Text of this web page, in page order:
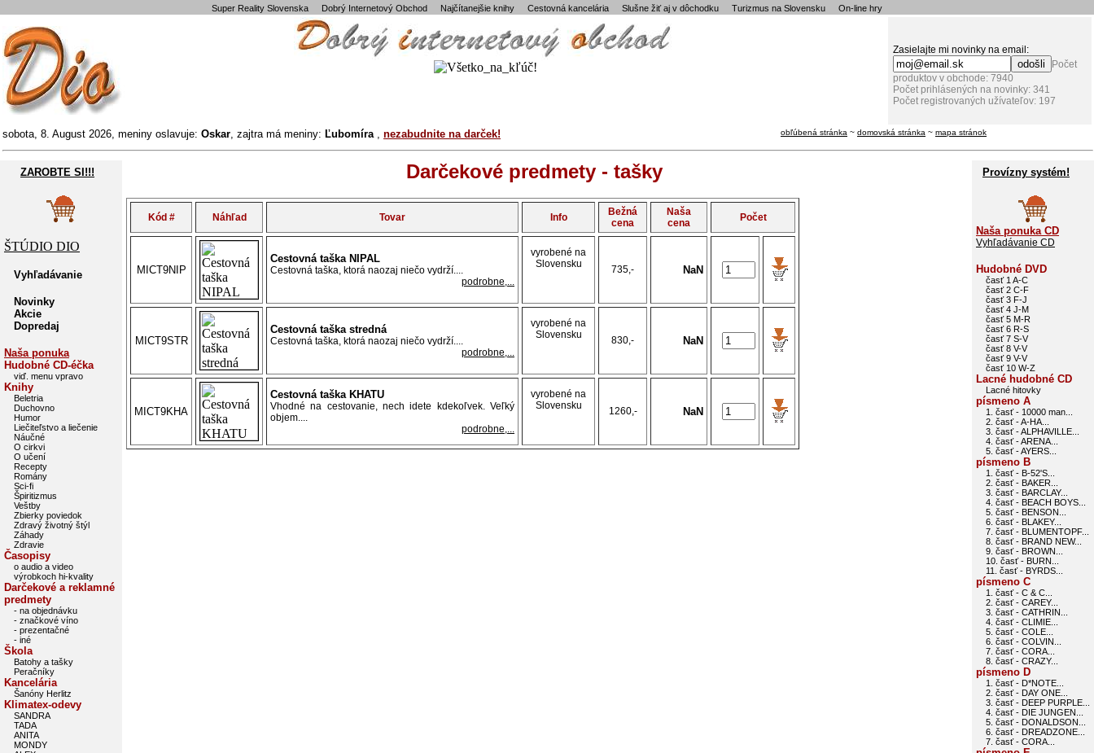
Super Reality Slovenska Dobrý Internetový Obchod Najčítanejšie knihy Cestovná kancelária Slušne žiť aj v dôchodku Turizmus na Slovensku On-line hry
Zasielajte mi novinky na email:
Počet
produktov v obchode: 7940
Počet prihlásených na novinky: 341
Počet registrovaných užívateľov: 197
sobota, 8. August 2026, meniny oslavuje: Oskar, zajtra má meniny: Ľubomíra , nezabudnite na darček! obľúbená stránka ~ domovská stránka ~ mapa stránok
ZAROBTE SI!!!
ŠTÚDIO DIO
Vyhľadávanie
Novinky
Akcie
Dopredaj
Naša ponuka
Hudobné CD-éčka
viď. menu vpravo
Knihy
Beletria
Duchovno
Humor
Liečiteľstvo a liečenie
Náučné
O cirkvi
O učení
Recepty
Romány
Sci-fi
Špiritizmus
Veštby
Zbierky poviedok
Zdravý životný štýl
Záhady
Zdravie
Časopisy
o audio a video
výrobkoch hi-kvality
Darčekové a reklamné
predmety
- na objednávku
- značkové víno
- prezentačné
- iné
Škola
Batohy a tašky
Peračníky
Kancelária
Šanóny Herlitz
Klimatex-odevy
SANDRA
TADA
ANITA
MONDY
Darčekové predmety - tašky
Kód # Náhľad Tovar Info
Bežná
cena
Naša
cena
Počet
MICT9NIP
Cestovná taška NIPAL
Cestovná taška, ktorá naozaj niečo vydrží....
podrobne,...
vyrobené na
Slovensku
735,- NaN
MICT9STR
Cestovná taška stredná
Cestovná taška, ktorá naozaj niečo vydrží....
podrobne,...
vyrobené na
Slovensku
830,- NaN
MICT9KHA
Cestovná taška KHATU
Vhodné na cestovanie, nech idete kdekoľvek. Veľký
objem....
podrobne,...
vyrobené na
Slovensku
1260,- NaN
Provízny systém!
Naša ponuka CD
Vyhľadávanie CD
Hudobné DVD
časť 1 A-C
časť 2 C-F
časť 3 F-J
časť 4 J-M
časť 5 M-R
časť 6 R-S
časť 7 S-V
časť 8 V-V
časť 9 V-V
časť 10 W-Z
Lacné hudobné CD
Lacné hitovky
písmeno A
1. časť - 10000 man...
2. časť - A-HA...
3. časť - ALPHAVILLE...
4. časť - ARENA...
5. časť - AYERS...
písmeno B
1. časť - B-52'S...
2. časť - BAKER...
3. časť - BARCLAY...
4. časť - BEACH BOYS...
5. časť - BENSON...
6. časť - BLAKEY...
7. časť - BLUMENTOPF...
8. časť - BRAND NEW...
9. časť - BROWN...
10. časť - BURN...
11. časť - BYRDS...
písmeno C
1. časť - C & C...
2. časť - CAREY...
3. časť - CATHRIN...
4. časť - CLIMIE...
5. časť - COLE...
6. časť - COLVIN...
7. časť - CORA...
8. časť - CRAZY...
písmeno D
1. časť - D*NOTE...
2. časť - DAY ONE...
3. časť - DEEP PURPLE...
4. časť - DIE JUNGEN...
5. časť - DONALDSON...
6. časť - DREADZONE...
7. časť - CORA...